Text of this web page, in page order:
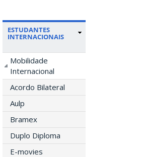
ESTUDANTES
INTERNACIONAIS
Mobilidade
Internacional
Acordo Bilateral
Aulp
Bramex
Duplo Diploma
E-movies